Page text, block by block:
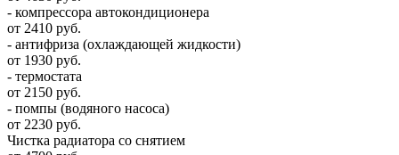
- компрессора автокондиционера
от 2410 руб.
- антифриза (охлаждающей жидкости)
от 1930 руб.
- термостата
от 2150 руб.
- помпы (водяного насоса)
от 2230 руб.
Чистка радиатора со снятием